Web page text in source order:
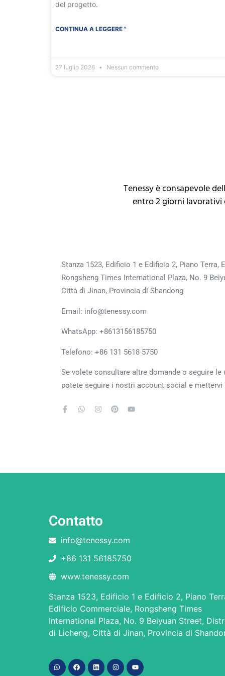
del progetto.
CONTINUA A LEGGERE "
27 luglio 2026 Nessun commento
Tenessy è consapevole
entro 2 giorni lavorativi
Stanza 1523, Edificio 1 e Edificio 2, Piano Terra,
Rongsheng Times International Plaza, No. 9
Città di Jinan, Provincia di Shandong
Email: info@tenessy.com
WhatsApp: +8613156185750
Telefono: +86 131 5618 5750
Se volete consultare altre domande o seguire le
potete seguire i nostri account social e
Contatto
info@tenessy.com
+86 131 56185750
www.tenessy.com
Stanza 1523, Edificio 1 e Edificio 2, Piano
Edificio Commerciale, Rongsheng Times
International Plaza, No. 9 Beiyuan Street,
di Licheng, Città di Jinan, Provincia di